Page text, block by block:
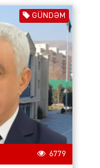
GÜNDƏM
6779